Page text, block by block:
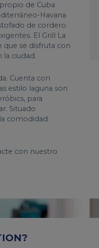
de Cuba
Havana
de cordero
El Grill La
que se disfruta con
la ciudad.
Cuenta con
estilo laguna son
para
Situado
comodidad
con nuestro